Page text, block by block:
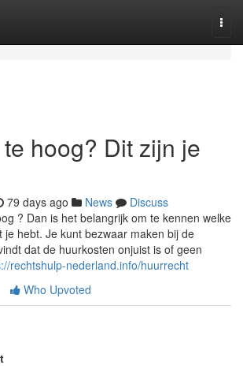
hoog? Dit zijn je
79 days ago News
Discuss
? Dan is het belangrijk om te kennen welke
je hebt. Je kunt bezwaar maken bij de
dat de huurkosten onjuist is of geen
rechtshulp-nederland.info/huurrecht
Who Upvoted